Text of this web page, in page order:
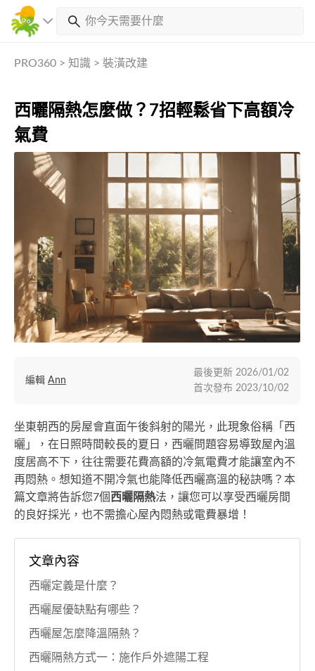
PRO360 > 知識 > 裝潢改建
西曬隔熱怎麼做？7招輕鬆省下高額冷
氣費
坐東朝西的房屋會直面午後斜射的陽光，此現象俗稱「西
曬」，在日照時間較長的夏日，西曬問題容易導致屋內溫
度居高不下，往往需要花費高額的冷氣電費才能讓室內不
再悶熱。想知道不開冷氣也能降低西曬高溫的秘訣嗎？本
篇文章將告訴您7個西曬隔熱法，讓您可以享受西曬房間
的良好採光，也不需擔心屋內悶熱或電費暴增！
編輯 Ann
最後更新 2026/01/02
首次發布 2023/10/02
文章內容
西曬定義是什麼？
西曬屋優缺點有哪些？
西曬屋怎麼降溫隔熱？
西曬隔熱方式一：施作戶外遮陽工程